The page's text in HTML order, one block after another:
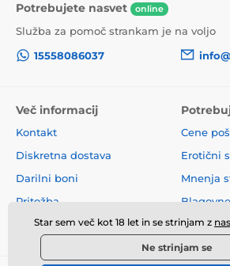
Potrebujete nasvet online
Služba za pomoč strankam je na voljo
15558086037
Več informacij
Kontakt
Diskretna dostava
Darilni boni
Pritožba
O nas
Cene
Erotični
Mnenja
Poslovni
Star sem več kot 18 let in se strinjam z
Ne strinjam se